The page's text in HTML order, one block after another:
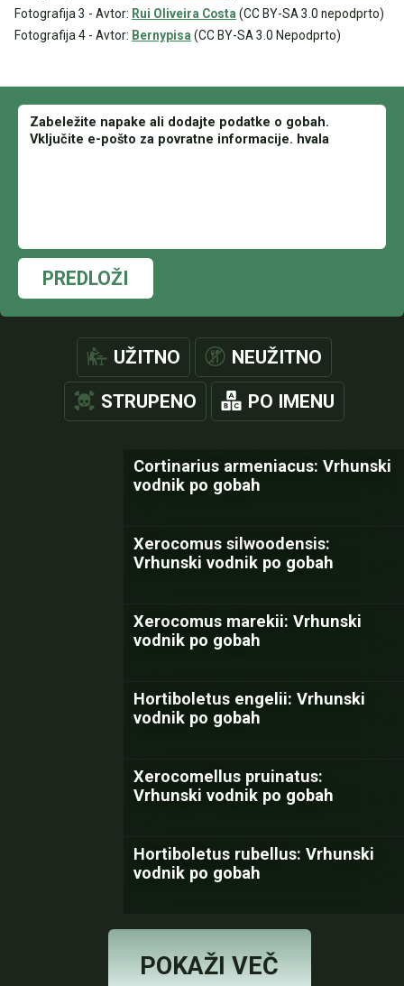
Fotografija 3 - Avtor: Rui Oliveira Costa (CC BY-SA 3.0 nepodprto)
Fotografija 4 - Avtor: Bernypisa (CC BY-SA 3.0 Nepodprto)
PREDLOŽI
UŽITNO NEUŽITNO
STRUPENO PO IMENU
Cortinarius armeniacus: Vrhunski
vodnik po gobah
Xerocomus silwoodensis:
Vrhunski vodnik po gobah
Xerocomus marekii: Vrhunski
vodnik po gobah
Hortiboletus engelii: Vrhunski
vodnik po gobah
Xerocomellus pruinatus:
Vrhunski vodnik po gobah
Hortiboletus rubellus: Vrhunski
vodnik po gobah
POKAŽI VEČ